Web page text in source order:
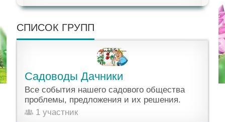
СПИСОК ГРУПП
Садоводы Дачники
Все события нашего садового общества
проблемы, предложения и их решения.
1 участник